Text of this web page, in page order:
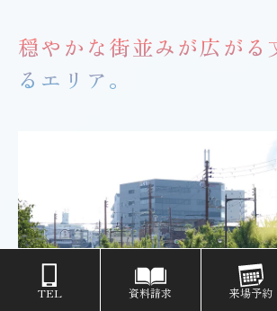
穏やかな街並みが広がる
るエリア。
TEL 資料請求 来場予約